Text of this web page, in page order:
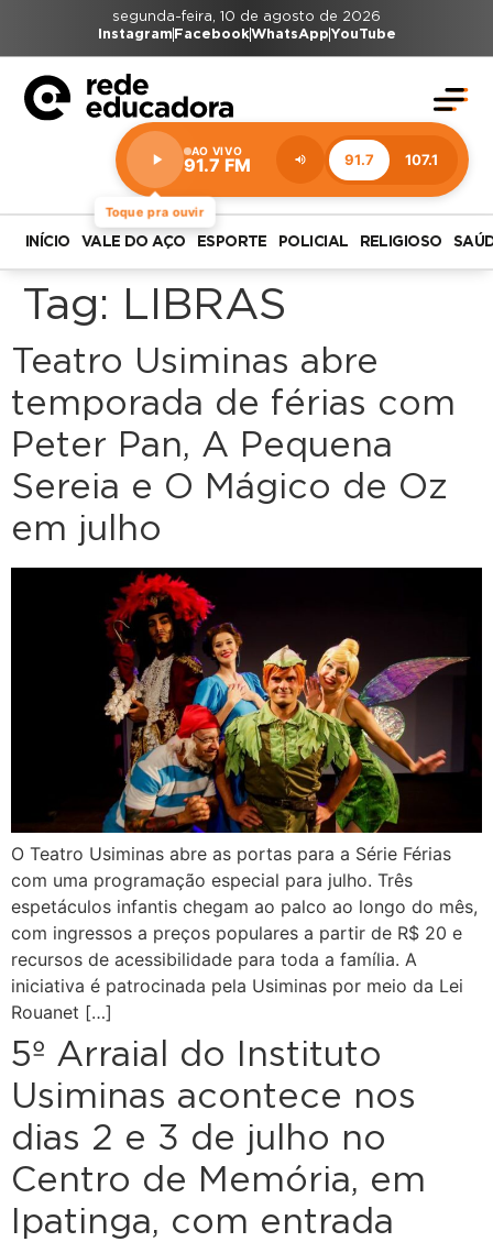
segunda-feira, 10 de agosto de 2026
Instagram FacebookWhatsAppYouTube
Toque pra ouvir
AO VIVO
91.7 FM 91.7 107.1
Estação:
91.7
FM
INÍCIO VALE DO AÇO ESPORTE POLICIAL RELIGIOSO
Tag: LIBRAS
Teatro Usiminas abre
temporada de férias com
Peter Pan, A Pequena
Sereia e O Mágico de Oz
em julho
O Teatro Usiminas abre as portas para a Série Férias
com uma programação especial para julho. Três
espetáculos infantis chegam ao palco ao longo do mês,
com ingressos a preços populares a partir de R$ 20 e
recursos de acessibilidade para toda a família. A
iniciativa é patrocinada pela Usiminas por meio da Lei
Rouanet […]
5º Arraial do Instituto
Usiminas acontece nos
dias 2 e 3 de julho no
Centro de Memória, em
Ipatinga, com entrada